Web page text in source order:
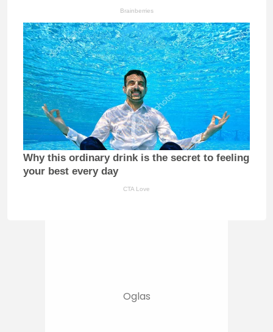
Brainberries
Why this ordinary drink is the secret to feeling
your best every day
CTA Love